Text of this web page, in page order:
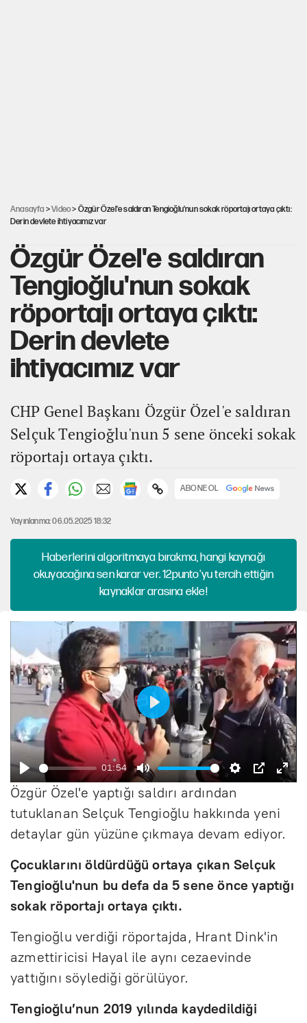
Anasayfa >Video> Özgür Özel'e saldıran Tengioğlu'nun sokak röportajı ortaya çıktı:
Derin devlete ihtiyacımız var
Özgür Özel'e saldıran
Tengioğlu'nun sokak
röportajı ortaya çıktı:
Derin devlete
ihtiyacımız var
CHP Genel Başkanı Özgür Özel'e saldıran
Selçuk Tengioğlu'nun 5 sene önceki sokak
röportajı ortaya çıktı.
ABONE OL
Yayınlanma: 06.05.2025 18:32
Haberlerini algoritmaya bırakma, hangi kaynağı
okuyacağına sen karar ver. 12punto'yu tercih ettiğin
kaynaklar arasına ekle!
B
a
ş
a
t
01:54
S
e
s
s
i
z
A
y
a
r
l
P
I
P
E
r
B
a
ş
l
a
t
Özgür Özel'e yaptığı saldırı ardından
tutuklanan Selçuk Tengioğlu hakkında yeni
detaylar gün yüzüne çıkmaya devam ediyor.
Çocuklarını öldürdüğü ortaya çıkan Selçuk
Tengioğlu'nun bu defa da 5 sene önce yaptığı
sokak röportajı ortaya çıktı.
Tengioğlu verdiği röportajda, Hrant Dink'in
azmettiricisi Hayal ile aynı cezaevinde
yattığını söylediği görülüyor.
Tengioğlu’nun 2019 yılında kaydedildiği